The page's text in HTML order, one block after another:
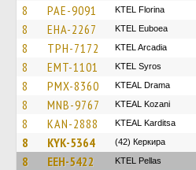
8 PAE-9091 KTEL Florina
8 EHA-2267 ΚΤΕL Euboea
8 TPH-7172 KTEL Arcadia
8 EMT-1101 KTEL Syros
8 PMX-8360 KTEAL Drama
8 MNB-9767 KTEAL Kozani
8 KAN-2888 KTEAL Karditsa
8 KYK-5364 (42) Керкира
8 EEH-5422 KTEL Pellas